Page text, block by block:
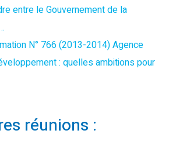
entre le Gouvernement de la
N° 766 (2013-2014) Agence
: quelles ambitions pour
réunions :